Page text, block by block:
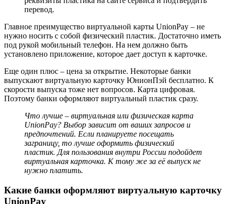
перевод.
Главное преимущество виртуальной карты UnionPay – не
нужно носить с собой физический пластик. Достаточно иметь
под рукой мобильный телефон. На нем должно быть
установлено приложение, которое дает доступ к карточке.
Еще один плюс – цена за открытие. Некоторые банки
выпускают виртуальную карточку ЮнионПэй бесплатно. К
скорости выпуска тоже нет вопросов. Карта цифровая.
Поэтому банки оформляют виртуальный пластик сразу.
Что лучше – виртуальная или физическая карта
UnionPay? Выбор зависит от ваших запросов и
предпочтений. Если планируете посещать
заграницу, то лучше оформить физический
пластик. Для пользования внутри России подойдет
виртуальная карточка. К тому же за её выпуск не
нужно платить.
Какие банки оформляют виртуальную карточку
UnionPay